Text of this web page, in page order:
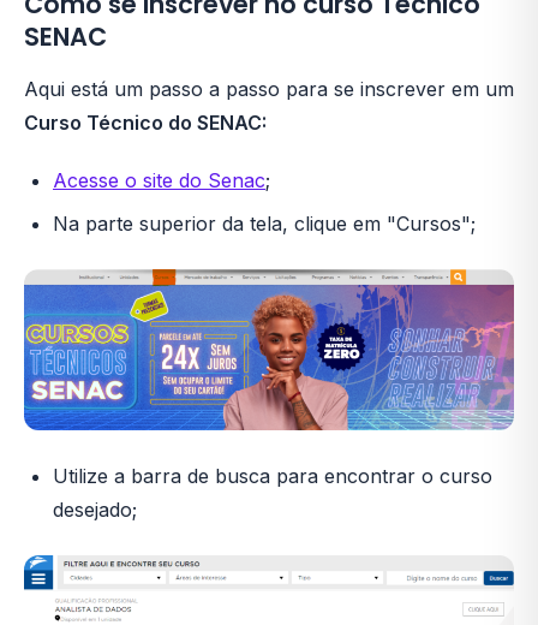
SENAC
Aqui está um passo a passo para se inscrever em um
Curso Técnico do SENAC:
Acesse o site do Senac;
Na parte superior da tela, clique em "Cursos";
Utilize a barra de busca para encontrar o curso
desejado;